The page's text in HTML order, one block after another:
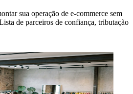
sua operação de e-commerce sem
de parceiros de confiança, tributação